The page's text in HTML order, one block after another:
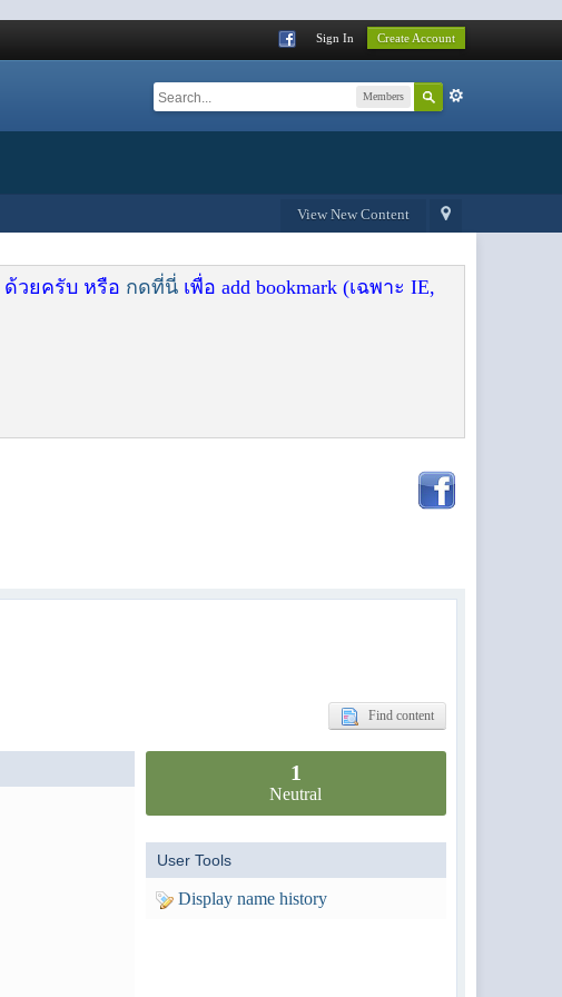
Sign In Create Account
Members
View New Content
ด้วยครับ หรือ กดที่นี่ เพื่อ add bookmark (เฉพาะ IE,
Find content
1
Neutral
User Tools
Display name history